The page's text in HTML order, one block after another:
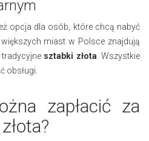
opcja dla osób, które chcą nabyć
większych miast w Polsce znajdują
sztabki złota . Wszystkie
obsługi.
zapłacić za